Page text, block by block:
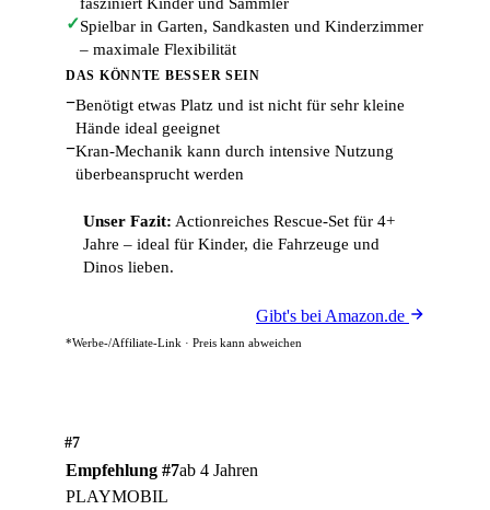
✓Spielbar in Garten, Sandkasten und Kinderzimmer
– maximale Flexibilität
DAS KÖNNTE BESSER SEIN
−Benötigt etwas Platz und ist nicht für sehr kleine
Hände ideal geeignet
−Kran-Mechanik kann durch intensive Nutzung
überbeansprucht werden
Unser Fazit: Actionreiches Rescue-Set für 4+
Jahre – ideal für Kinder, die Fahrzeuge und
Dinos lieben.
Gibt's bei Amazon.de
*Werbe-/Affiliate-Link · Preis kann abweichen
#7
Empfehlung #7ab 4 Jahren
PLAYMOBIL